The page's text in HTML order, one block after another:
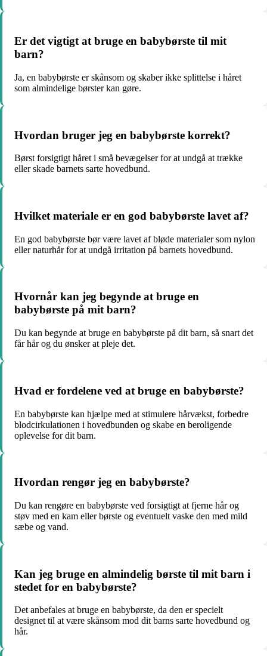
Er det vigtigt at bruge en babybørste til mit
barn?
Ja, en babybørste er skånsom og skaber ikke splittelse i håret
som almindelige børster kan gøre.
Hvordan bruger jeg en babybørste korrekt?
Børst forsigtigt håret i små bevægelser for at undgå at trække
eller skade barnets sarte hovedbund.
Hvilket materiale er en god babybørste lavet af?
En god babybørste bør være lavet af bløde materialer som nylon
eller naturhår for at undgå irritation på barnets hovedbund.
Hvornår kan jeg begynde at bruge en
babybørste på mit barn?
Du kan begynde at bruge en babybørste på dit barn, så snart det
får hår og du ønsker at pleje det.
Hvad er fordelene ved at bruge en babybørste?
En babybørste kan hjælpe med at stimulere hårvækst, forbedre
blodcirkulationen i hovedbunden og skabe en beroligende
oplevelse for dit barn.
Hvordan rengør jeg en babybørste?
Du kan rengøre en babybørste ved forsigtigt at fjerne hår og
støv med en kam eller børste og eventuelt vaske den med mild
sæbe og vand.
Kan jeg bruge en almindelig børste til mit barn i
stedet for en babybørste?
Det anbefales at bruge en babybørste, da den er specielt
designet til at være skånsom mod dit barns sarte hovedbund og
hår.